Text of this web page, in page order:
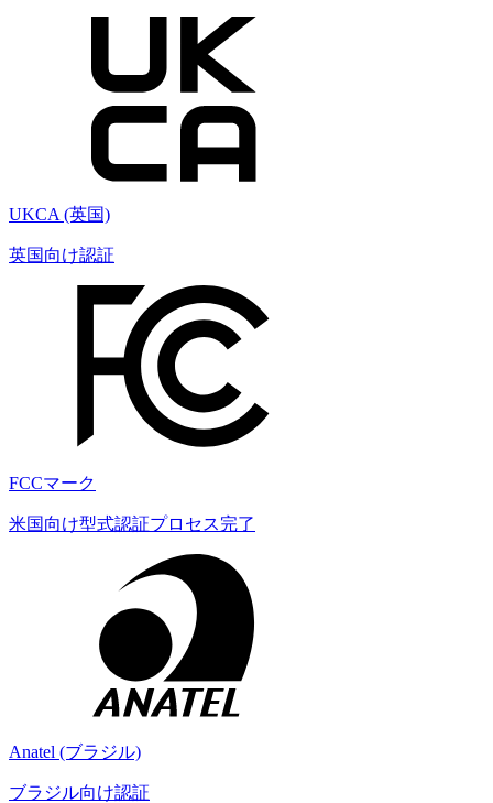
UKCA (英国)
英国向け認証
FCCマーク
米国向け型式認証プロセス完了
Anatel (ブラジル)
ブラジル向け認証